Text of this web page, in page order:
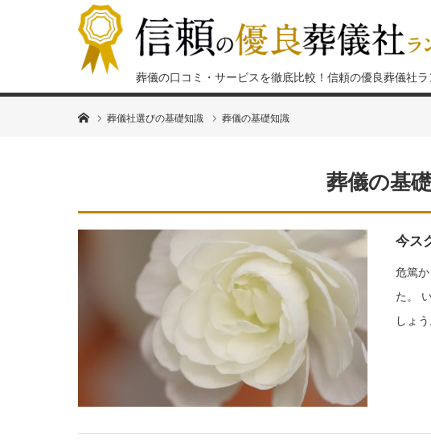
葬儀の口コミ・サービスを徹底比較！信頼の優良葬儀社
ホーム葬儀社選びの基礎知識 葬儀の基礎知識
葬儀の基
今ス
危篤
た。
しょう